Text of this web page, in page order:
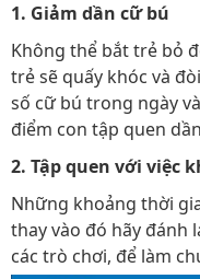
1. Giảm dần cữ bú
Không thể bắt trẻ bỏ
trẻ sẽ quấy khóc và
số cữ bú trong ngày
điểm con tập quen
2. Tập quen với việc
Những khoảng thời
thay vào đó hãy đánh
các trò chơi, để làm